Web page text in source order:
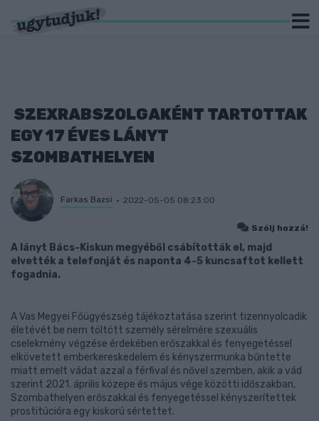
SZEXRABSZOLGAKÉNT TARTOTTAK
EGY 17 ÉVES LÁNYT
SZOMBATHELYEN
Farkas Bazsi 2022-05-05 08:23:00
Szólj hozzá!
A lányt Bács-Kiskun megyéből csábították el, majd
elvették a telefonját és naponta 4-5 kuncsaftot kellett
fogadnia.
A Vas Megyei Főügyészség tájékoztatása szerint tizennyolcadik
életévét be nem töltött személy sérelmére szexuális
cselekmény végzése érdekében erőszakkal és fenyegetéssel
elkövetett emberkereskedelem és kényszermunka bűntette
miatt emelt vádat azzal a férfival és nővel szemben, akik a vád
szerint 2021. április közepe és május vége közötti időszakban,
Szombathelyen erőszakkal és fenyegetéssel kényszerítettek
prostitúcióra egy kiskorú sértettet.